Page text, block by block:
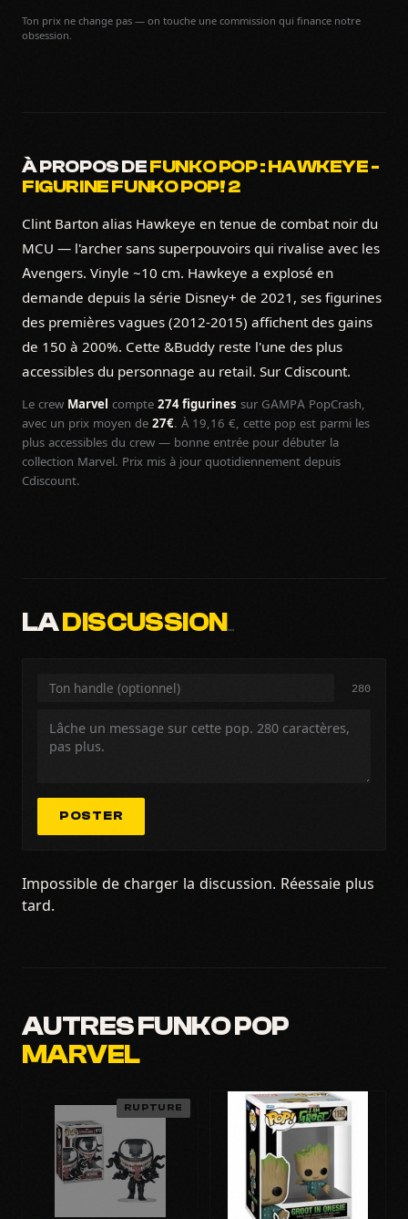
Ton prix ne change pas — on touche une commission qui finance notre
obsession.
À PROPOS DEFUNKO POP : HAWKEYE -
FIGURINE FUNKO POP! 2
Clint Barton alias Hawkeye en tenue de combat noir du
MCU — l'archer sans superpouvoirs qui rivalise avec les
Avengers. Vinyle ~10 cm. Hawkeye a explosé en
demande depuis la série Disney+ de 2021, ses figurines
des premières vagues (2012-2015) affichent des gains
de 150 à 200%. Cette &Buddy reste l'une des plus
accessibles du personnage au retail. Sur Cdiscount.
Le crew Marvel compte 274 figurines sur GAMPA PopCrash,
avec un prix moyen de 27€. À 19,16 €, cette pop est parmi les
plus accessibles du crew — bonne entrée pour débuter la
collection Marvel. Prix mis à jour quotidiennement depuis
Cdiscount.
LADISCUSSION…
280
POSTER
Impossible de charger la discussion. Réessaie plus
tard.
AUTRES FUNKO POP
MARVEL
RUPTURE